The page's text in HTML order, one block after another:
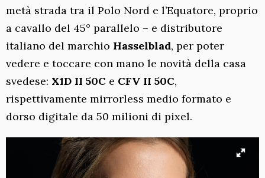
metà strada tra il Polo Nord e l’Equatore, proprio
a cavallo del 45° parallelo – e distributore
italiano del marchio Hasselblad, per poter
vedere e toccare con mano le novità della casa
svedese: X1D II 50C e CFV II 50C,
rispettivamente mirrorless medio formato e
dorso digitale da 50 milioni di pixel.